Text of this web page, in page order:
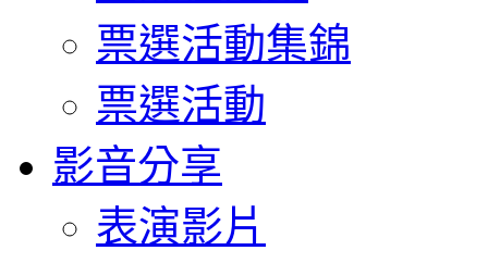
票選活動集錦
票選活動
影音分享
表演影片